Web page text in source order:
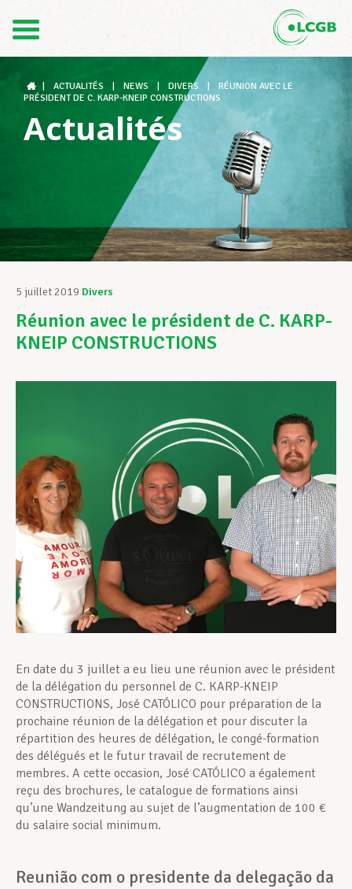
DE
Le LCGB
Structures syndicales
Assistance au Travail
Vos droits
Développement professionnel
Devenir Membre
Actualités
ACTUALITÉS NEWS DIVERS
RÉUNION AVEC LE
PRÉSIDENT DE C. KARP-KNEIP CONSTRUCTIONS
Actualités
5 juillet 2019 Divers
Réunion avec le président de C. KARP-
KNEIP CONSTRUCTIONS
En date du 3 juillet a eu lieu une réunion avec le président
de la délégation du personnel de C. KARP-KNEIP
CONSTRUCTIONS, José CATÓLICO pour préparation de la
prochaine réunion de la délégation et pour discuter la
répartition des heures de délégation, le congé-formation
des délégués et le futur travail de recrutement de
membres. A cette occasion, José CATÓLICO a également
reçu des brochures, le catalogue de formations ainsi
qu’une Wandzeitung au sujet de l’augmentation de 100 €
du salaire social minimum.
Reunião com o presidente da delegação da